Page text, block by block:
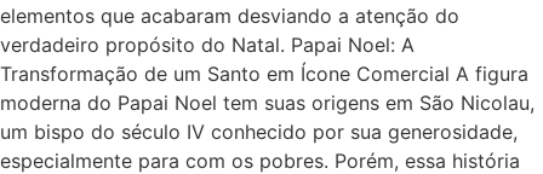
elementos que acabaram desviando a atenção do
verdadeiro propósito do Natal. Papai Noel: A
Transformação de um Santo em Ícone Comercial A figura
moderna do Papai Noel tem suas origens em São Nicolau,
um bispo do século IV conhecido por sua generosidade,
especialmente para com os pobres. Porém, essa história